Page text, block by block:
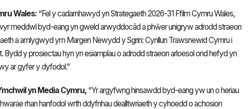
Wales: “Fel y cadarnhawyd yn Strategaeth 2026-31 Ffilm Cymru Wales,
meddwl byd-eang yn gweld arwyddocâd a phŵer unigryw adrodd straeon
a amlygwyd ym Margen Newydd y Sgrin: Cynllun Trawsnewid Cymru i
y prosiectau hyn yn esiamplau o adrodd straeon arloesol ond hefyd yn
ar gyfer y dyfodol.”
yn Media Cymru, “Yr argyfwng hinsawdd byd-eang yw un o heriau
rhan hanfodol wrth ddyfnhau dealltwriaeth y cyhoedd o achosion